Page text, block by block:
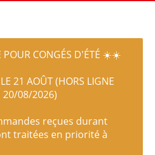
CONGÉS D'ÉTÉ ☀️☀️
21 AOÛT (HORS LIGNE
20/08/2026)
reçues durant
traitées en priorité à